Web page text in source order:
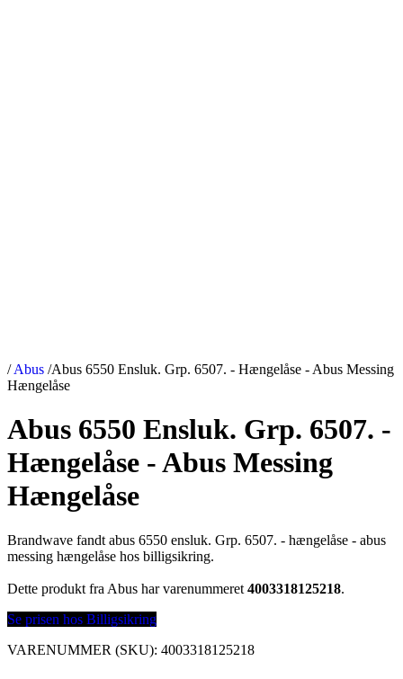
/ Abus /Abus 6550 Ensluk. Grp. 6507. - Hængelåse - Abus Messing
Hængelåse
Abus 6550 Ensluk. Grp. 6507. -
Hængelåse - Abus Messing
Hængelåse
Brandwave fandt abus 6550 ensluk. Grp. 6507. - hængelåse - abus
messing hængelåse hos billigsikring.
Dette produkt fra Abus har varenummeret 4003318125218.
Se prisen hos Billigsikring
VARENUMMER (SKU): 4003318125218